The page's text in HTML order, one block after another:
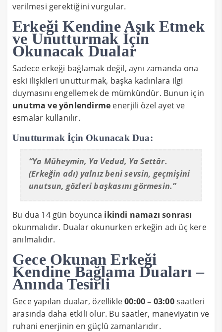
verilmesi gerektiğini vurgular.
Erkeği Kendine Aşık Etmek
ve Unutturmak İçin
Okunacak Dualar
Sadece erkeği bağlamak değil, aynı zamanda ona
eski ilişkileri unutturmak, başka kadınlara ilgi
duymasını engellemek de mümkündür. Bunun için
unutma ve yönlendirme enerjili özel ayet ve
esmalar kullanılır.
Unutturmak İçin Okunacak Dua:
“Ya Müheymin, Ya Vedud, Ya Settâr.
(Erkeğin adı) yalnız beni sevsin, geçmişini
unutsun, gözleri başkasını görmesin.”
Bu dua 14 gün boyunca ikindi namazı sonrası
okunmalıdır. Dualar okunurken erkeğin adı üç kere
anılmalıdır.
Gece Okunan Erkeği
Kendine Bağlama Duaları –
Anında Tesirli
Gece yapılan dualar, özellikle00:00 – 03:00saatleri
arasında daha etkili olur. Bu saatler, maneviyatın ve
ruhani enerjinin en güçlü zamanlarıdır.